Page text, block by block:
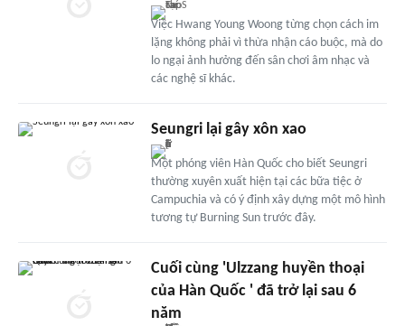
Việc Hwang Young Woong từng chọn cách im
lặng không phải vì thừa nhận cáo buộc, mà do
lo ngại ảnh hưởng đến sân chơi âm nhạc và
các nghệ sĩ khác.
Seungri lại gây xôn xao
Một phóng viên Hàn Quốc cho biết Seungri
thường xuyên xuất hiện tại các bữa tiệc ở
Campuchia và có ý định xây dựng một mô hình
tương tự Burning Sun trước đây.
Cuối cùng 'Ulzzang huyền thoại
của Hàn Quốc ' đã trở lại sau 6
năm